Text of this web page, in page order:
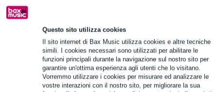
Questo sito utilizza cookies
Il sito internet di Bax Music utilizza cookies e altre tecniche
simili. I cookies necessari sono utilizzati per abilitare le
funzioni principali durante la navigazione sul nostro sito per
garantire un'ottima esperienza agli utenti che lo visitano.
Vorremmo utilizzare i cookies per misurare ed analizzare le
vostre interazioni con il nostro sito, per migliorare la sua
potenza di picco: 800 watt
Specifiche complete
Vedi anche (4)